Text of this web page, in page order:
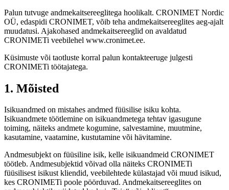
Palun tutvuge andmekaitsereeglitega hoolikalt. CRONIMET Nordic
OÜ, edaspidi CRONIMET, võib teha andmekaitsereeglites aeg-ajalt
muudatusi. Ajakohased andmekaitsereeglid on avaldatud
CRONIMETi veebilehel www.cronimet.ee.
Küsimuste või taotluste korral palun kontakteeruge julgesti
CRONIMETi töötajatega.
1. Mõisted
Isikuandmed on mistahes andmed füüsilise isiku kohta.
Isikuandmete töötlemine on isikuandmetega tehtav igasugune
toiming, näiteks andmete kogumine, salvestamine, muutmine,
kasutamine, vaatamine, kustutamine või hävitamine.
Andmesubjekt on füüsiline isik, kelle isikuandmeid CRONIMET
töötleb. Andmesubjektid võivad olla näiteks CRONIMETi
füüsilisest isikust kliendid, veebilehtede külastajad või muud isikud,
kes CRONIMETi poole pöörduvad. Andmekaitsereeglites on